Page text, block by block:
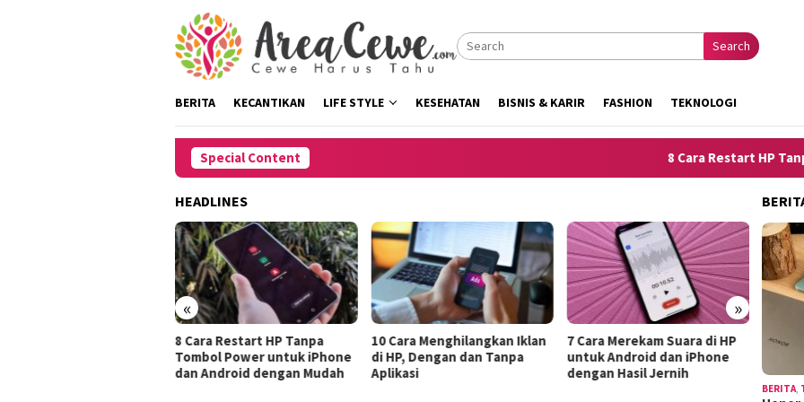
Search
BERITA KECANTIKAN LIFE STYLE KESEHATAN BISNIS & KARIR FASHION TEKNOLOGI
Special Content 8 Cara Restart HP Tanpa
HEADLINES
« »
8 Cara Restart HP Tanpa
Tombol Power untuk iPhone
dan Android dengan Mudah
10 Cara Menghilangkan Iklan
di HP, Dengan dan Tanpa
Aplikasi
7 Cara Merekam Suara di HP
untuk Android dan iPhone
dengan Hasil Jernih
10 Trik
BERITA